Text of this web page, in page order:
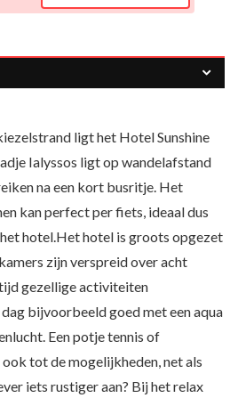
ligt het Hotel Sunshine
Ialyssos ligt op wandelafstand
na een kort busritje. Het
kan perfect per fiets, ideaal dus
hotel.Het hotel is groots opgezet
zijn verspreid over acht
gezellige activiteiten
bijvoorbeeld goed met een aqua
Een potje tennis of
tot de mogelijkheden, net als
iets rustiger aan? Bij het relax